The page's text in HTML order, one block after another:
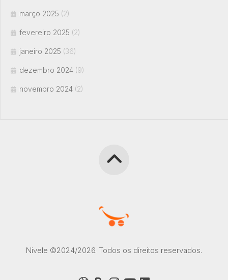
março 2025 (2)
fevereiro 2025 (2)
janeiro 2025 (36)
dezembro 2024 (9)
novembro 2024 (2)
Nivele ©2024/2026. Todos os direitos reservados.